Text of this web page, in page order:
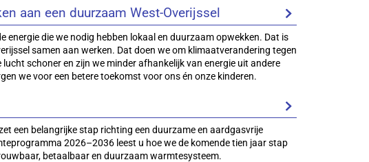
aan een duurzaam West-Overijssel
energie die we nodig hebben lokaal en duurzaam opwekken. Dat is
samen aan werken. Dat doen we om klimaatverandering tegen
schoner en zijn we minder afhankelijk van energie uit andere
we voor een betere toekomst voor ons én onze kinderen.
een belangrijke stap richting een duurzame en aardgasvrije
2026–2036 leest u hoe we de komende tien jaar stap
betaalbaar en duurzaam warmtesysteem.